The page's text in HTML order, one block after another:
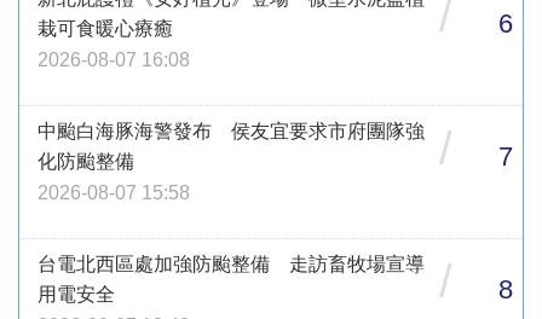
栽可食暖心療癒
2026-08-07 16:08
/ 6
中颱白海豚海警發布 侯友宜要求市府團隊強
化防颱整備
2026-08-07 15:58
/ 7
台電北西區處加強防颱整備 走訪畜牧場宣導
用電安全
/ 8